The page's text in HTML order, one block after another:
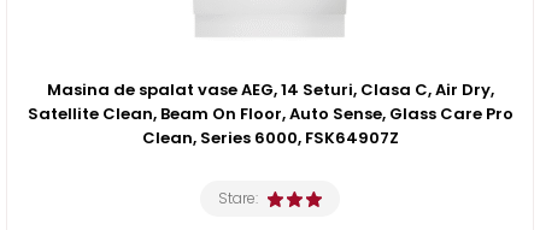
Masina de spalat vase AEG, 14 Seturi, Clasa C, Air Dry,
Satellite Clean, Beam On Floor, Auto Sense, Glass Care Pro
Clean, Series 6000, FSK64907Z
Stare: